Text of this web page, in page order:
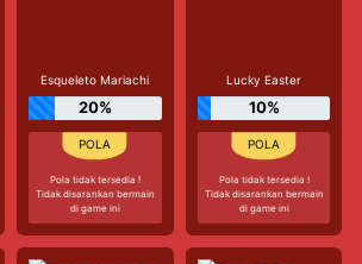
Esqueleto Mariachi
20%
Pola tidak tersedia !
Tidak disarankan bermain
di game ini
Lucky Easter
10%
Pola tidak tersedia !
Tidak disarankan bermain
di game ini